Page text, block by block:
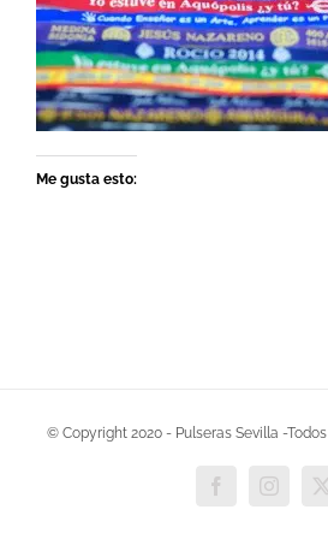
Me gusta esto:
© Copyright 2020 - Pulseras Sevilla -
Facebook